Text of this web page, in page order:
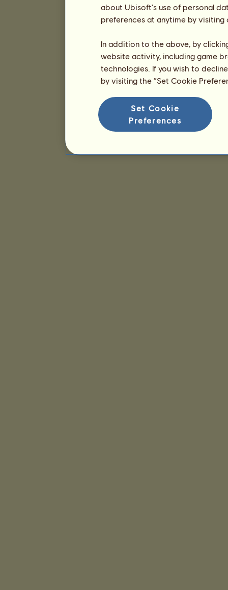
about Ubisoft's use of personal
preferences at anytime by
In addition to the above, by
website activity, including game
technologies. If you wish to
by visiting the “Set Cookie
Set Cookie
Preferences